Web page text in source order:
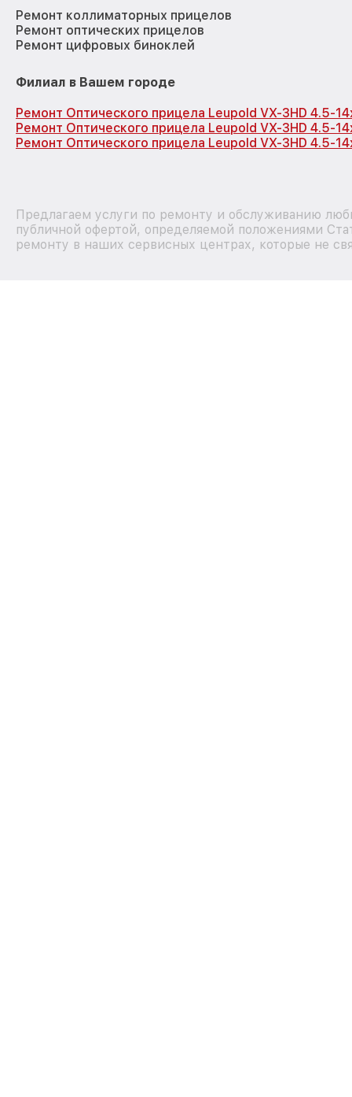
Ремонт коллиматорных прицелов
Ремонт оптических прицелов
Ремонт цифровых биноклей
Филиал в Вашем городе
Ремонт Оптического прицела Leupold VX-3HD 4.5-
Ремонт Оптического прицела Leupold VX-3HD 4.5-
Ремонт Оптического прицела Leupold VX-3HD 4.5-
Предлагаем услуги по ремонту и обслуживанию
публичной офертой, определяемой положениями
ремонту в наших сервисных центрах, которые не